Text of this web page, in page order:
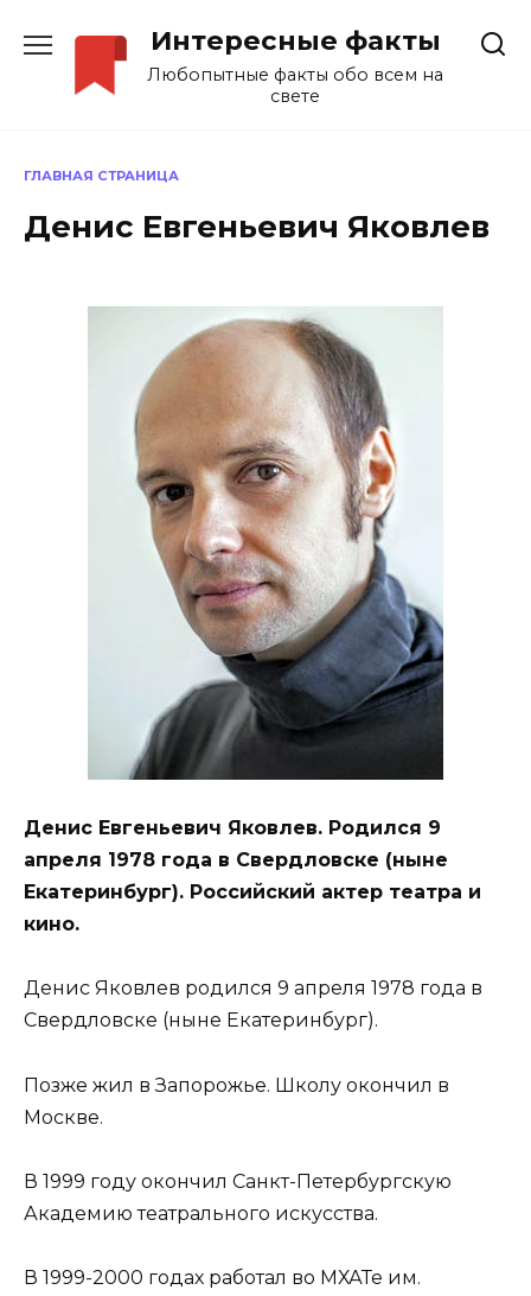
содержанию
Интересные факты
Любопытные факты обо всем на
свете
ГЛАВНАЯ СТРАНИЦА
Денис Евгеньевич Яковлев
Денис Евгеньевич Яковлев. Родился 9
апреля 1978 года в Свердловске (ныне
Екатеринбург). Российский актер театра и
кино.
Денис Яковлев родился 9 апреля 1978 года в
Свердловске (ныне Екатеринбург).
Позже жил в Запорожье. Школу окончил в
Москве.
В 1999 году окончил Санкт-Петербургскую
Академию театрального искусства.
В 1999-2000 годах работал во МХАТе им.